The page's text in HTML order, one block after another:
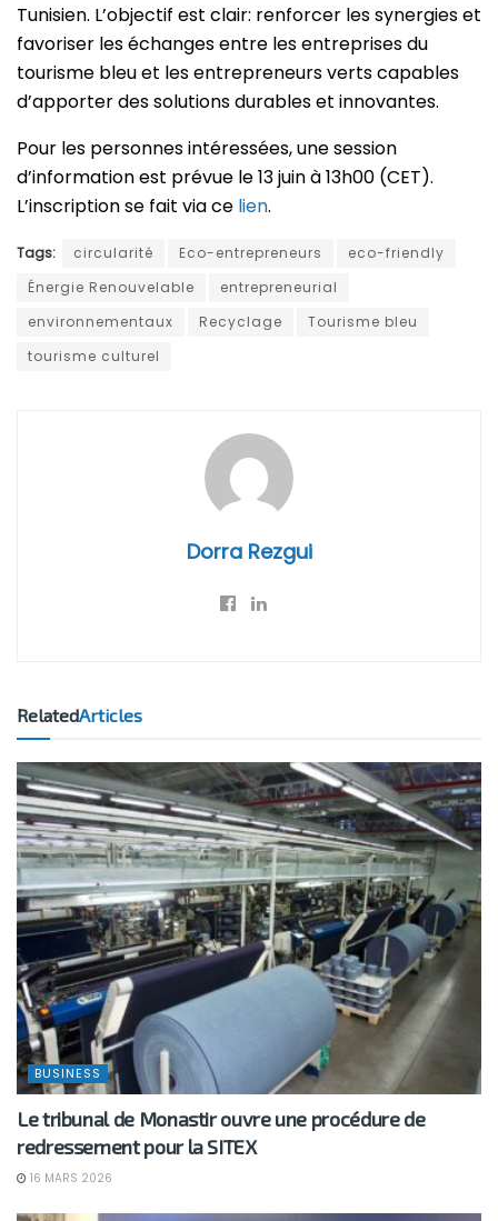
Tunisien. L’objectif est clair: renforcer les synergies et
favoriser les échanges entre les entreprises du
tourisme bleu et les entrepreneurs verts capables
d’apporter des solutions durables et innovantes.
Pour les personnes intéressées, une session
d’information est prévue le 13 juin à 13h00 (CET).
L’inscription se fait via ce lien.
Tags: circularité Eco-entrepreneurs
eco-friendly
Énergie Renouvelable
entrepreneurial
environnementaux
Recyclage
Tourisme bleu
tourisme culturel
Dorra Rezgui
RelatedArticles
BUSINESS
Le tribunal de Monastir ouvre une procédure de
redressement pour la SITEX
16 MARS 2026